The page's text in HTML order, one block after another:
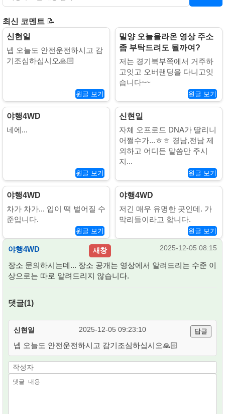
최신 코멘트 📝
신현일
넵 오늘도 안전운전하시고 감
기조심하십시오🙏🏻
원글 보기
밀양 오늘올라온 영상 주소
좀 부탁드려도 될까여?
저는 경기북부쪽에서 거주하
고잇고 오버랜딩을 다니고잇
습니다~~
원글 보기
야행4WD
네에...
원글 보기
신현일
자체 오프로드 DNA가 딸리니
어쩔수가...ㅎㅎ 경남,전남 제
외하고 어디든 말씀만 주시
지...
원글 보기
야행4WD
차가 차가... 입이 떡 벌어질 수
준입니다.
원글 보기
야행4WD
저긴 매우 유명한 곳인데. 가
막리들이라고 합니다.
원글 보기
야행4WD 새창 2025-12-05 08:15
장소 문의하시는데... 장소 공개는 영상에서 알려드리는 수준 이
상으로는 따로 알려드리지 않습니다.
댓글(1)
신현일 2025-12-05 09:23:10 답글
넵 오늘도 안전운전하시고 감기조심하십시오🙏🏻